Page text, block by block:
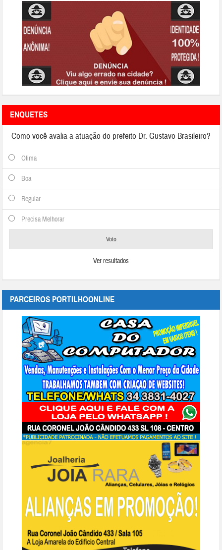
ENQUETES
Como você avalia a atuação do prefeito Dr. Gustavo Brasileiro?
Otima
Boa
Regular
Precisa Melhorar
Ver resultados
PARCEIROS PORTILHOONLINE